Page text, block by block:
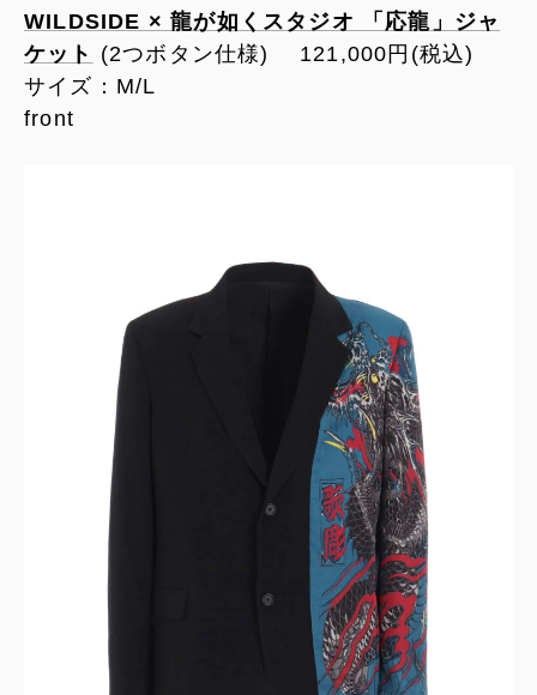
WILDSIDE × 龍が如くスタジオ 「応龍」ジャ
ケット (2つボタン仕様) 121,000円(税込)
サイズ：M/L
front